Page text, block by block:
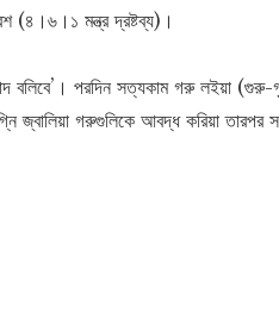
(৪।৬।১ মন্ত্র দ্রষ্টব্য)।
পরদিন সত্যকাম গরু লইয়া (গুরু-
জ্বালিয়া গরুগুলিকে আবদ্ধ করিয়া তারপর